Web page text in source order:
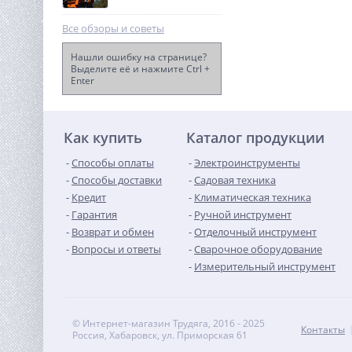
Лебедка (2948 кг/20 м)
автомобильная TOR 12 V
Все обзоры и советы
Нашли ошибку на странице?
Выделите её и нажмите Ctrl +
Enter
Как купить
Способы оплаты
Способы доставки
Кредит
Гарантия
Возврат и обмен
Вопросы и ответы
Каталог продукции
Электроинструменты
Садовая техника
Климатическая техника
Ручной инструмент
Отделочный инструмент
Сварочное оборудование
Измерительный инструмент
© Интернет-магазин Трудяга, 2016 - 2025
Россия, Хабаровск, ул. Приморская 61
Контакты